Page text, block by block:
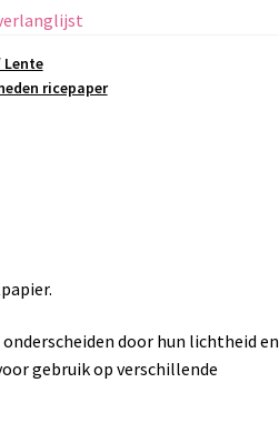
Lente
ricepaper
door hun lichtheid en
gebruik op verschillende